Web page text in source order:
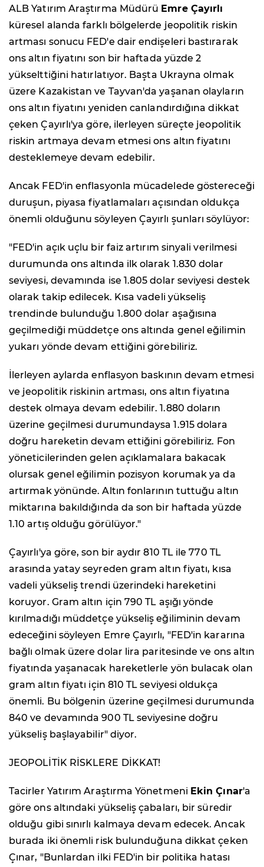
ALB Yatırım Araştırma Müdürü Emre Çayırlı
küresel alanda farklı bölgelerde jeopolitik riskin
artması sonucu FED'e dair endişeleri bastırarak
ons altın fiyatını son bir haftada yüzde 2
yükselttiğini hatırlatıyor. Başta Ukrayna olmak
üzere Kazakistan ve Tayvan'da yaşanan olayların
ons altın fiyatını yeniden canlandırdığına dikkat
çeken Çayırlı'ya göre, ilerleyen süreçte jeopolitik
riskin artmaya devam etmesi ons altın fiyatını
desteklemeye devam edebilir.
Ancak FED'in enflasyonla mücadelede göstereceği
duruşun, piyasa fiyatlamaları açısından oldukça
önemli olduğunu söyleyen Çayırlı şunları söylüyor:
"FED'in açık uçlu bir faiz artırım sinyali verilmesi
durumunda ons altında ilk olarak 1.830 dolar
seviyesi, devamında ise 1.805 dolar seviyesi destek
olarak takip edilecek. Kısa vadeli yükseliş
trendinde bulunduğu 1.800 dolar aşağısına
geçilmediği müddetçe ons altında genel eğilimin
yukarı yönde devam ettiğini görebiliriz.
İlerleyen aylarda enflasyon baskının devam etmesi
ve jeopolitik riskinin artması, ons altın fiyatına
destek olmaya devam edebilir. 1.880 doların
üzerine geçilmesi durumundaysa 1.915 dolara
doğru hareketin devam ettiğini görebiliriz. Fon
yöneticilerinden gelen açıklamalara bakacak
olursak genel eğilimin pozisyon korumak ya da
artırmak yönünde. Altın fonlarının tuttuğu altın
miktarına bakıldığında da son bir haftada yüzde
1.10 artış olduğu görülüyor."
Çayırlı'ya göre, son bir aydır 810 TL ile 770 TL
arasında yatay seyreden gram altın fiyatı, kısa
vadeli yükseliş trendi üzerindeki hareketini
koruyor. Gram altın için 790 TL aşığı yönde
kırılmadığı müddetçe yükseliş eğiliminin devam
edeceğini söyleyen Emre Çayırlı, "FED'in kararına
bağlı olmak üzere dolar lira paritesinde ve ons altın
fiyatında yaşanacak hareketlerle yön bulacak olan
gram altın fiyatı için 810 TL seviyesi oldukça
önemli. Bu bölgenin üzerine geçilmesi durumunda
840 ve devamında 900 TL seviyesine doğru
yükseliş başlayabilir" diyor.
JEOPOLİTİK RİSKLERE DİKKAT!
Tacirler Yatırım Araştırma Yönetmeni Ekin Çınar'a
göre ons altındaki yükseliş çabaları, bir süredir
olduğu gibi sınırlı kalmaya devam edecek. Ancak
burada iki önemli risk bulunduğuna dikkat çeken
Çınar, "Bunlardan ilki FED'in bir politika hatası